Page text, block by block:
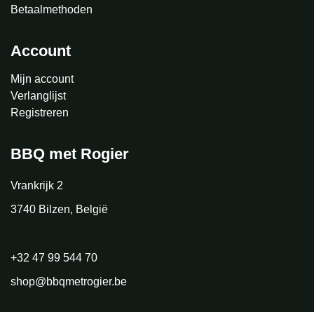
Betaalmethoden
Account
Mijn account
Verlanglijst
Registreren
BBQ met Rogier
Vrankrijk 2
3740 Bilzen, België
+32 47 99 544 70
shop@bbqmetrogier.be